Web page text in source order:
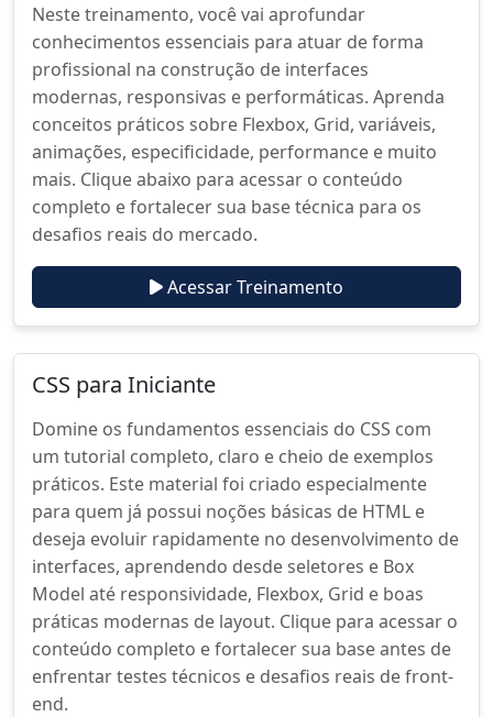
Neste treinamento, você vai aprofundar
conhecimentos essenciais para atuar de forma
profissional na construção de interfaces
modernas, responsivas e performáticas. Aprenda
conceitos práticos sobre Flexbox, Grid, variáveis,
animações, especificidade, performance e muito
mais. Clique abaixo para acessar o conteúdo
completo e fortalecer sua base técnica para os
desafios reais do mercado.
Acessar Treinamento
CSS para Iniciante
Domine os fundamentos essenciais do CSS com
um tutorial completo, claro e cheio de exemplos
práticos. Este material foi criado especialmente
para quem já possui noções básicas de HTML e
deseja evoluir rapidamente no desenvolvimento de
interfaces, aprendendo desde seletores e Box
Model até responsividade, Flexbox, Grid e boas
práticas modernas de layout. Clique para acessar o
conteúdo completo e fortalecer sua base antes de
enfrentar testes técnicos e desafios reais de front-
end.